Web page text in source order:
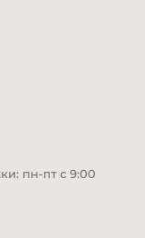
пн-пт с 9:00